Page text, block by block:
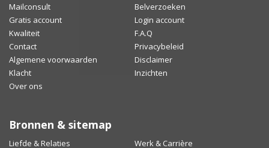
Mailconsult
Belverzoeken
Gratis account
Login account
Kwaliteit
F.A.Q
Contact
Privacybeleid
Algemene voorwaarden
Disclaimer
Klacht
Inzichten
Over ons
Bronnen & sitemap
Liefde & Relaties Werk & Carrière